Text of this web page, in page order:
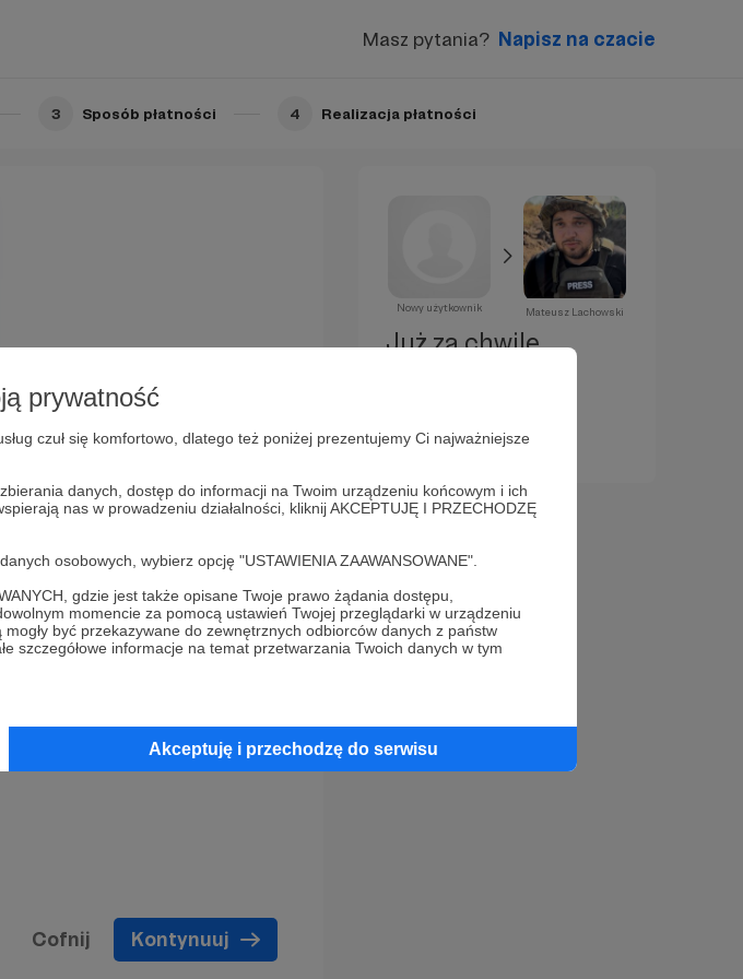
prywatność
czuł się komfortowo, dlatego też poniżej prezentujemy Ci najważniejsze
danych, dostęp do informacji na Twoim urządzeniu końcowym i ich
nas w prowadzeniu działalności, kliknij AKCEPTUJĘ I PRZECHODZĘ
osobowych, wybierz opcję "USTAWIENIA ZAAWANSOWANE".
gdzie jest także opisane Twoje prawo żądania dostępu,
momencie za pomocą ustawień Twojej przeglądarki w urządzeniu
być przekazywane do zewnętrznych odbiorców danych z państw
szczegółowe informacje na temat przetwarzania Twoich danych w tym
Akceptuję i przechodzę do serwisu
Masz pytania? Napisz na czacie
3 Sposób płatności 4 Realizacja płatności
Cofnij Kontynuuj
Nowy użytkownik Mateusz Lachowski
Już za chwilę